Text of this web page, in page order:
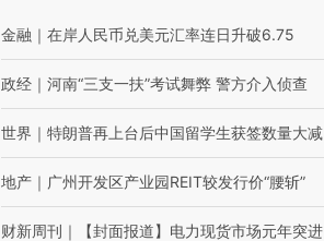
金融 ｜ 在岸人民币兑美元汇率连日升破6.75
政经 ｜ 河南“三支一扶”考试舞弊 警方介入侦查
世界 ｜ 特朗普再上台后中国留学生获签数量大减
地产 ｜ 广州开发区产业园REIT较发行价“腰斩”
财新周刊 ｜ 【封面报道】电力现货市场元年突进